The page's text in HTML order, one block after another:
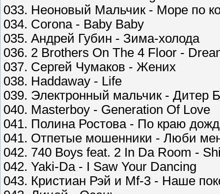
033. Неоновый Мальчик - Море по
034. Corona - Baby Baby
035. Андрей Губин - Зима-холода
036. 2 Brothers On The 4 Floor -
037. Сергей Чумаков - Жених
038. Haddaway - Life
039. Электронный мальчик - Дитер
040. Masterboy - Generation Of Love
041. Полина Ростова - По краю
041. Отпетые мошенники - Люби
042. 740 Boys feat. 2 In Da Room -
042. Yaki-Da - I Saw Your Dancing
043. Кристиан Рэй и Mf-3 - Наше